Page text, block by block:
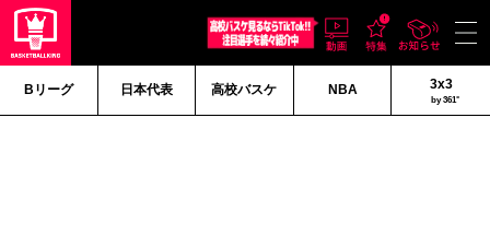
Bリーグ 日本代表 高校バスケ NBA 3x3
by 361°